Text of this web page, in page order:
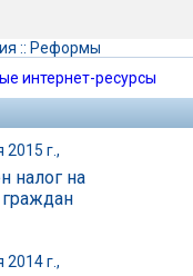
:: Реформы
интернет-ресурсы
2015 г.,
налог на
2014 г.,